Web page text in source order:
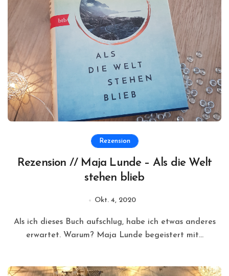
Rezension
Rezension // Maja Lunde – Als die Welt
stehen blieb
Okt. 4, 2020
Als ich dieses Buch aufschlug, habe ich etwas anderes
erwartet. Warum? Maja Lunde begeistert mit...